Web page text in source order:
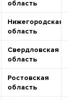
область
Нижегородская
область
Свердловская
область
Ростовская
область